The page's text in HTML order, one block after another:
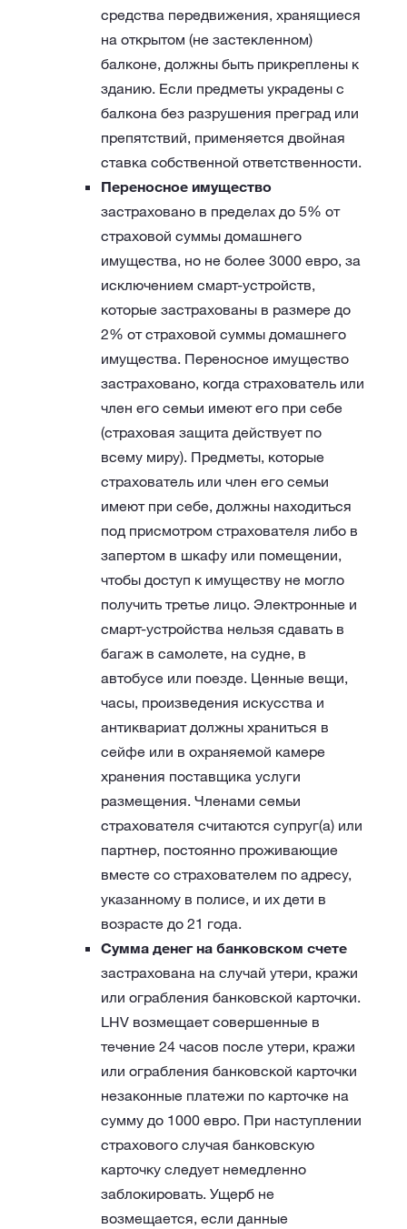
средства передвижения, хранящиеся
на открытом (не застекленном)
балконе, должны быть прикреплены к
зданию. Если предметы украдены с
балкона без разрушения преград или
препятствий, применяется двойная
ставка собственной ответственности.
Переносное имущество
застраховано в пределах до 5% от
страховой суммы домашнего
имущества, но не более 3000 евро, за
исключением смарт-устройств,
которые застрахованы в размере до
2% от страховой суммы домашнего
имущества. Переносное имущество
застраховано, когда страхователь или
член его семьи имеют его при себе
(страховая защита действует по
всему миру). Предметы, которые
страхователь или член его семьи
имеют при себе, должны находиться
под присмотром страхователя либо в
запертом в шкафу или помещении,
чтобы доступ к имуществу не могло
получить третье лицо. Электронные и
смарт-устройства нельзя сдавать в
багаж в самолете, на судне, в
автобусе или поезде. Ценные вещи,
часы, произведения искусства и
антиквариат должны храниться в
сейфе или в охраняемой камере
хранения поставщика услуги
размещения. Членами семьи
страхователя считаются супруг(а) или
партнер, постоянно проживающие
вместе со страхователем по адресу,
указанному в полисе, и их дети в
возрасте до 21 года.
Сумма денег на банковском счете
застрахована на случай утери, кражи
или ограбления банковской карточки.
LHV возмещает совершенные в
течение 24 часов после утери, кражи
или ограбления банковской карточки
незаконные платежи по карточке на
сумму до 1000 евро. При наступлении
страхового случая банковскую
карточку следует немедленно
заблокировать. Ущерб не
возмещается, если данные